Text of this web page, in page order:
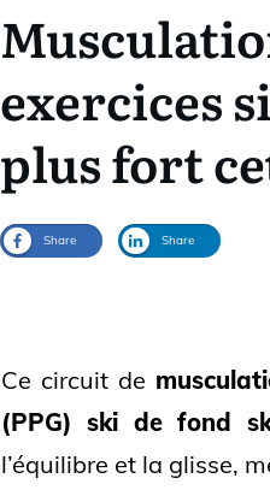
exercices
plus fort
Share Share
Ce circuit de
(PPG) ski de fond
l’équilibre et la glisse,